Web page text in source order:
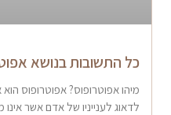
כל התשובות בנושא
מיהו אפוטרופוס? אפוטרופוס
לדאוג לענייניו של אדם אשר אינו